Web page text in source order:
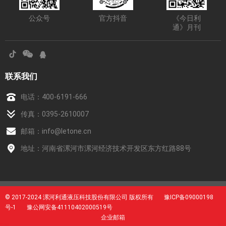
公众号 官方抖音
《今日利
通》月刊
联系我们
电话： 400-6191-666
传真：0395-2610007
邮箱： info@letone.cn
地址：河南省漯河市漯河经济技术开发区东方红路88号
© 2017-2024 漯河利通液压科技股份有限公司 版权所有 豫ICP备09000198
号-1
豫公网安备41110402000519号
企业邮箱